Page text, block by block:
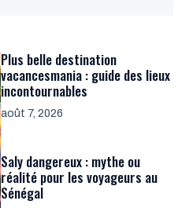
Plus belle destination
vacancesmania : guide des lieux
incontournables
août 7, 2026
Saly dangereux : mythe ou
réalité pour les voyageurs au
Sénégal